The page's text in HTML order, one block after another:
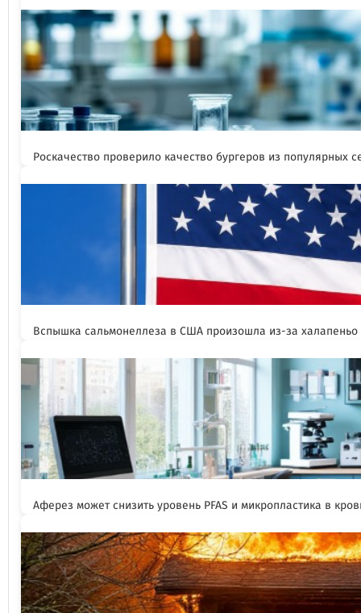
Роскачество проверило качество бургеров из популярных
Вспышка сальмонеллеза в США произошла из-за халапеньо
Аферез может снизить уровень PFAS и микропластика в